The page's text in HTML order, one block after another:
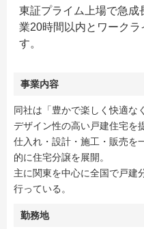
東証プライム上場で急成
業20時間以内とワークラ
す。
事業内容
同社は「豊かで楽しく快適な
デザイン性の高い戸建住宅を
仕入れ・設計・施工・販売を
的に住宅分譲を展開。
主に関東を中心に全国で戸建
行っている。
勤務地